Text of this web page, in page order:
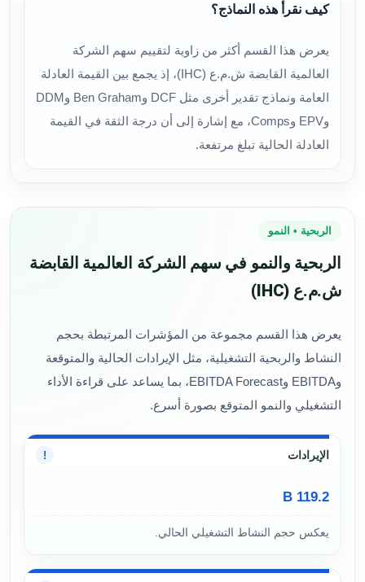
كيف نقرأ هذه النماذج؟
يعرض هذا القسم أكثر من زاوية لتقييم سهم الشركة
العالمية القابضة ش.م.ع (IHC)، إذ يجمع بين القيمة العادلة
العامة ونماذج تقدير أخرى مثل DCF وBen Graham وDDM
وEPV وComps، مع إشارة إلى أن درجة الثقة في القيمة
العادلة الحالية تبلغ مرتفعة.
الربحية • النمو
الربحية والنمو في سهم الشركة العالمية القابضة
ش.م.ع (IHC)
يعرض هذا القسم مجموعة من المؤشرات المرتبطة بحجم
النشاط والربحية التشغيلية، مثل الإيرادات الحالية والمتوقعة
وEBITDA وEBITDA Forecast، بما يساعد على قراءة الأداء
التشغيلي والنمو المتوقع بصورة أسرع.
الإيرادات !
119.2 B
يعكس حجم النشاط التشغيلي الحالي.